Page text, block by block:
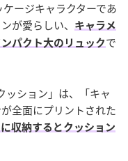
ケージキャラクターであ
が愛らしい、
キャラメ
パクト大のリュック で
ッション」は、「キャ
全面にプリントされた
収納するとクッション